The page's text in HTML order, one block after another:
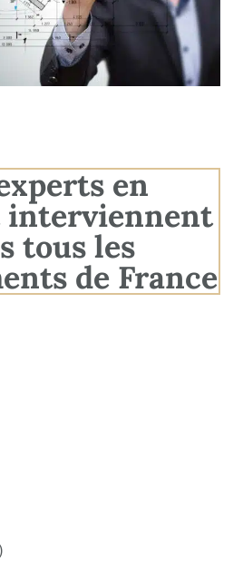
en
interviennent
tous les
de France